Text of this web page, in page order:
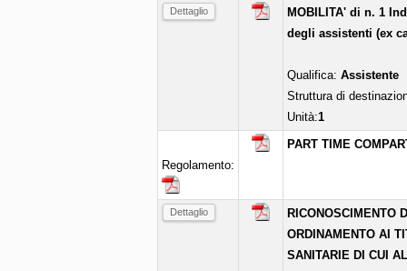
Dettaglio
MOBILITA' di n. 1
degli assistenti (ex
Qualifica: Assistente
Struttura di
Unità:1
Regolamento:
PART TIME
Dettaglio
RICONOSCIMENTO
ORDINAMENTO AI
SANITARIE DI CUI